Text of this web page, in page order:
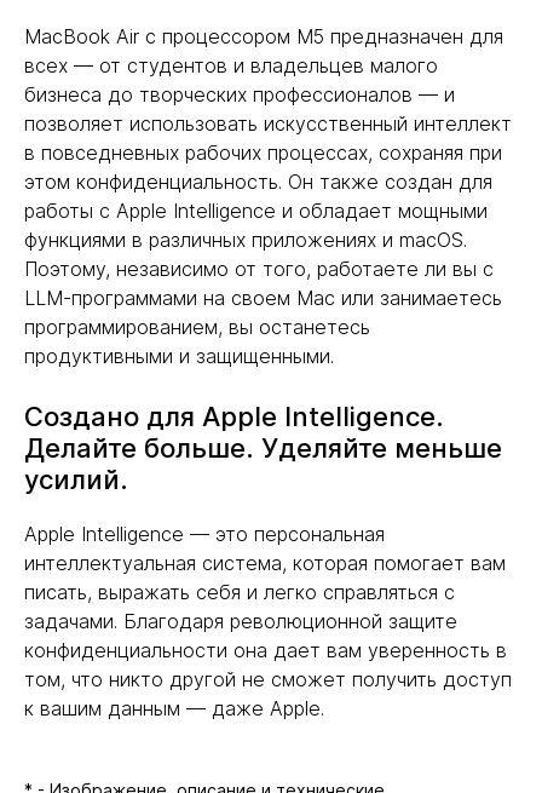
MacBook Air с процессором M5 предназначен для
всех — от студентов и владельцев малого
бизнеса до творческих профессионалов — и
позволяет использовать искусственный интеллект
в повседневных рабочих процессах, сохраняя при
этом конфиденциальность. Он также создан для
работы с Apple Intelligence и обладает мощными
функциями в различных приложениях и macOS.
Поэтому, независимо от того, работаете ли вы с
LLM-программами на своем Mac или занимаетесь
программированием, вы останетесь
продуктивными и защищенными.
Создано для Apple Intelligence.
Делайте больше. Уделяйте меньше
усилий.
Apple Intelligence — это персональная
интеллектуальная система, которая помогает вам
писать, выражать себя и легко справляться с
задачами. Благодаря революционной защите
конфиденциальности она дает вам уверенность в
том, что никто другой не сможет получить доступ
к вашим данным — даже Apple.